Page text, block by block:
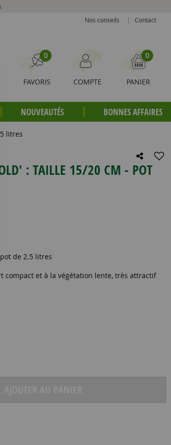
Nos conseils | Contact
0
FAVORIS COMPTE
0
PANIER
NOUVEAUTÉS BONNES AFFAIRES
litres
: TAILLE 15/20 CM - POT
de 2.5 litres
et à la végétation lente, très attractif